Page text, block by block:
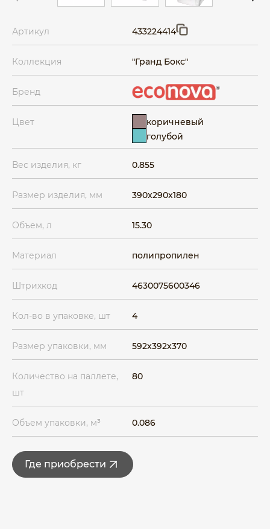
Артикул 433224414
Коллекция "Гранд Бокс"
Бренд
Цвет
коричневый
голубой
Вес изделия, кг 0.855
Размер изделия, мм 390x290x180
Объем, л 15.30
Материал полипропилен
Штрихкод 4630075600346
Кол-во в упаковке, шт 4
Размер упаковки, мм 592x392x370
Количество на паллете,
шт
80
Объем упаковки, м³ 0.086
Где приобрести